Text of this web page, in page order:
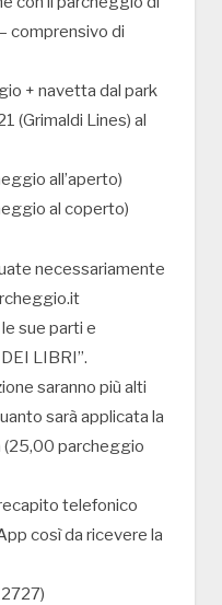
comprensivo di
+ navetta dal park
(Grimaldi Lines) al
all’aperto)
al coperto)
necessariamente
sue parti e
LIBRI”.
saranno più alti
sarà applicata la
(25,00 parcheggio
telefonico
così da ricevere la